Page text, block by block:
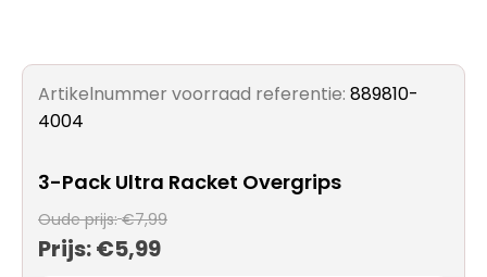
Artikelnummer voorraad referentie: 889810-
4004
3-Pack Ultra Racket Overgrips
Oude prijs: €7,99
Prijs:€5,99